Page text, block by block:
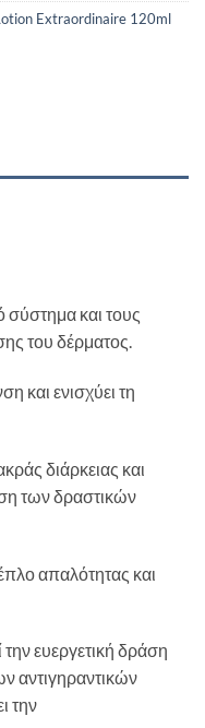
Extraordinaire 120ml
σύστημα και τους
του δέρματος.
και ενισχύει τη
διάρκειας και
των δραστικών
απαλότητας και
την ευεργετική δράση
αντιγηραντικών
την